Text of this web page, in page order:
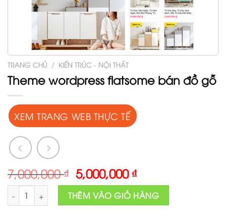
TRANG CHỦ / KIẾN TRÚC - NỘI THẤT
Theme wordpress flatsome bán đồ gỗ
XEM TRANG WEB THỰC TẾ
7,000,000₫ Original
price
was:
7,000,000 ₫.
5,000,000₫Current
price
is:
5,000,000 ₫.
Theme wordpress flatsome bán đồ gỗ số lượng
THÊM VÀO GIỎ HÀNG